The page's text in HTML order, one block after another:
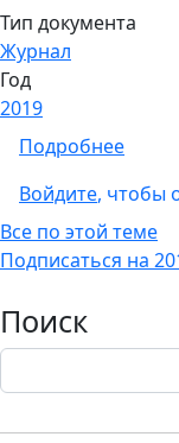
Тип документа
Журнал
Год
2019
Подробнеео
Войдите, чтобы
Все по этой теме
Подписаться на
Поиск
Поиск